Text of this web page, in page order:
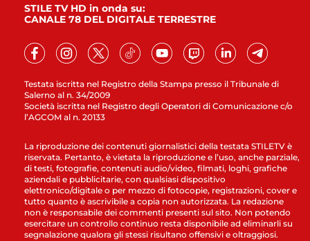
Testata iscritta nel Registro della Stampa presso il Tribunale di
Salerno al n. 34/2009
Società iscritta nel Registro degli Operatori di Comunicazione c/o
l’AGCOM al n. 20133
STILE TV HD in onda su:
CANALE 78 DEL DIGITALE TERRESTRE
La riproduzione dei contenuti giornalistici della testata STILETV è
riservata. Pertanto, è vietata la riproduzione e l’uso, anche parziale,
di testi, fotografie, contenuti audio/video, filmati, loghi, grafiche
aziendali e pubblicitarie, con qualsiasi dispositivo
elettronico/digitale o per mezzo di fotocopie, registrazioni, cover e
tutto quanto è ascrivibile a copia non autorizzata. La redazione
non è responsabile dei commenti presenti sul sito. Non potendo
esercitare un controllo continuo resta disponibile ad eliminarli su
segnalazione qualora gli stessi risultano offensivi e oltraggiosi.